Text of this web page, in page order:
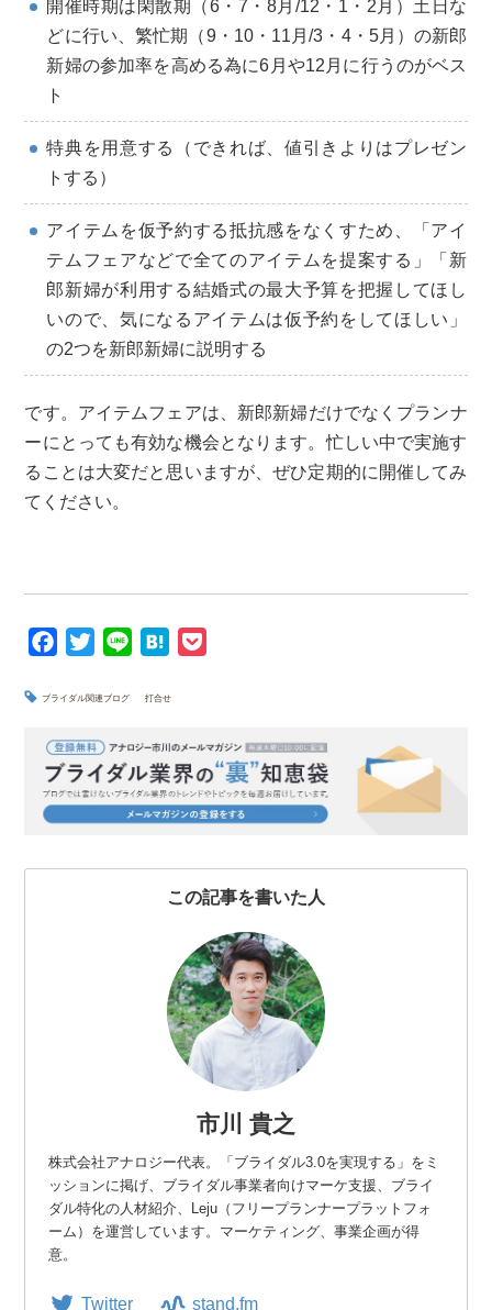
開催時期は閑散期（6・7・8月/12・1・2月）土日な
どに行い、繁忙期（9・10・11月/3・4・5月）の新郎
新婦の参加率を高める為に6月や12月に行うのがベス
ト
特典を用意する（できれば、値引きよりはプレゼン
トする）
アイテムを仮予約する抵抗感をなくすため、「アイ
テムフェアなどで全てのアイテムを提案する」「新
郎新婦が利用する結婚式の最大予算を把握してほし
いので、気になるアイテムは仮予約をして ほしい」
の2つを新郎新婦に説明する
です。アイテムフェアは、新郎新婦だけでなくプランナ
ーにとって も有効な機会となります。忙しい中で実施す
ることは大変だと思い ますが、ぜひ定期的に開催してみ
てください。
c
b
o
o
i
t
e
r
H
t
n
a
e
t
ブライダル関連ブログ 打合せ
この記事を書いた人
市川 貴之
株式会社アナロジー代表。「ブライダル3.0を実現する」をミ
ッションに掲げ、ブライダル事業者向けマーケ支援、ブライ
ダル特化の人材紹介、Leju（フリープランナープラットフォ
ーム）を運営しています。マーケティング、事業企画が得
意。
Twitter stand.fm